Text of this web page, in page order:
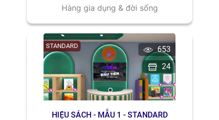
Hàng gia dụng & đời sống
653
24
STANDARD
HIỆU SÁCH - MẪU 1 - STANDARD